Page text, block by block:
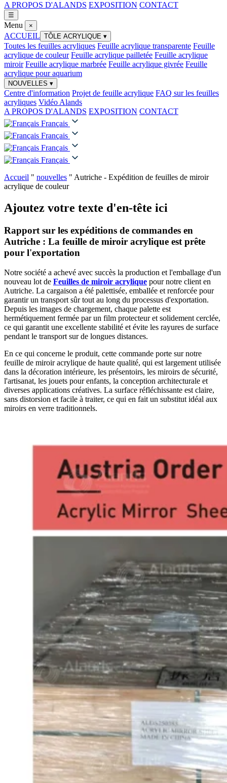
A PROPOS D'ALANDS EXPOSITION CONTACT
☰
Menu ×
ACCUEIL TÔLE ACRYLIQUE ▾
Toutes les feuilles acryliques Feuille acrylique transparente Feuille
acrylique de couleur Feuille acrylique pailletée Feuille acrylique
miroir Feuille acrylique marbrée Feuille acrylique givrée Feuille
acrylique pour aquarium
NOUVELLES ▾
Centre d'information Projet de feuille acrylique FAQ sur les feuilles
acryliques Vidéo Alands
A PROPOS D'ALANDS EXPOSITION CONTACT
Français
Français
Français
Français
Accueil " nouvelles " Autriche - Expédition de feuilles de miroir
acrylique de couleur
Ajoutez votre texte d'en-tête ici
Rapport sur les expéditions de commandes en
Autriche : La feuille de miroir acrylique est prête
pour l'exportation
Notre société a achevé avec succès la production et l'emballage d'un
nouveau lot de Feuilles de miroir acrylique pour notre client en
Autriche. La cargaison a été palettisée, emballée et renforcée pour
garantir un transport sûr tout au long du processus d'exportation.
Depuis les images de chargement, chaque palette est
hermétiquement fermée par un film protecteur et solidement cerclée,
ce qui garantit une excellente stabilité et évite les rayures de surface
pendant le transport sur de longues distances.
En ce qui concerne le produit, cette commande porte sur notre
feuille de miroir acrylique de haute qualité, qui est largement utilisée
dans la décoration intérieure, les présentoirs, les miroirs de sécurité,
l'artisanat, les jouets pour enfants, la conception architecturale et
diverses applications créatives. La surface réfléchissante est claire,
sans distorsion et facile à traiter, ce qui en fait un substitut idéal aux
miroirs en verre traditionnels.